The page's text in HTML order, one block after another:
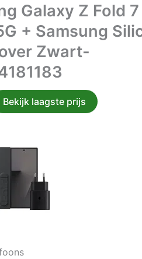
Galaxy Z Fold
+ Samsung
Zwart-
Bekijk laagste prijs